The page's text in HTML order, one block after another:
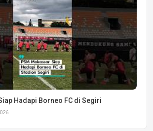
Hadapi Borneo FC di Segiri